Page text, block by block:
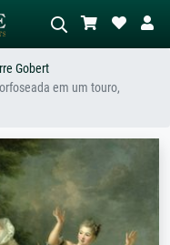
com muito vermelho, pintura
escura, nu em pé ao lado de
uma árvore.
Gobert
em um touro,